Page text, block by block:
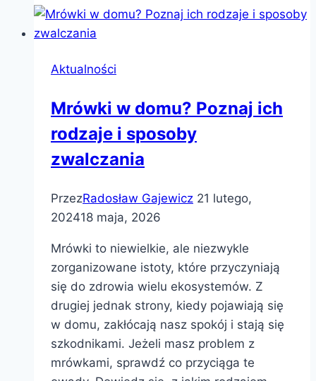
Aktualności
Mrówki w domu? Poznaj ich
rodzaje i sposoby
zwalczania
PrzezRadosław Gajewicz 21 lutego,
202418 maja, 2026
Mrówki to niewielkie, ale niezwykle
zorganizowane istoty, które przyczyniają
się do zdrowia wielu ekosystemów. Z
drugiej jednak strony, kiedy pojawiają się
w domu, zakłócają nasz spokój i stają się
szkodnikami. Jeżeli masz problem z
mrówkami, sprawdź co przyciąga te